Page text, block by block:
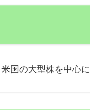
国の大型株を中心に